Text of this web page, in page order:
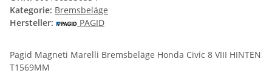
Kategorie: Bremsbeläge
Hersteller:
PAGID
Pagid Magneti Marelli Bremsbeläge Honda Civic 8 VIII HINTEN
T1569MM